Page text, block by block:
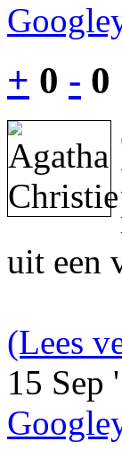
+ 0 - 0
uit een
(Lees
15 Sep